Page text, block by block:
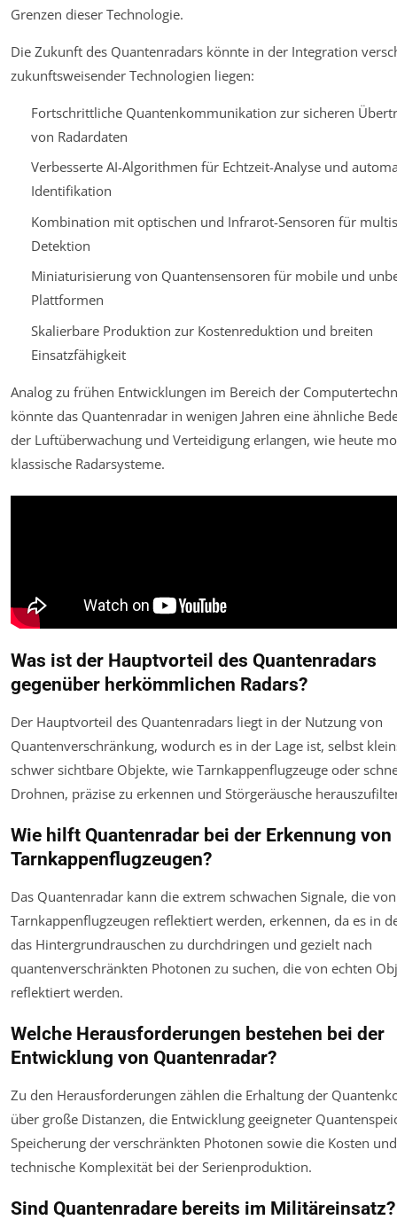
Grenzen dieser Technologie.
Die Zukunft des Quantenradars könnte in der Integration
zukunftsweisender Technologien liegen:
Fortschrittliche Quantenkommunikation zur sicheren
von Radardaten
Verbesserte AI-Algorithmen für Echtzeit-Analyse und
Identifikation
Kombination mit optischen und Infrarot-Sensoren für
Detektion
Miniaturisierung von Quantensensoren für mobile und
Plattformen
Skalierbare Produktion zur Kostenreduktion und breiten
Einsatzfähigkeit
Analog zu frühen Entwicklungen im Bereich der
könnte das Quantenradar in wenigen Jahren eine ähnliche
der Luftüberwachung und Verteidigung erlangen, wie heute
klassische Radarsysteme.
Was ist der Hauptvorteil des Quantenradars
gegenüber herkömmlichen Radars?
Der Hauptvorteil des Quantenradars liegt in der Nutzung von
Quantenverschränkung, wodurch es in der Lage ist, selbst
schwer sichtbare Objekte, wie Tarnkappenflugzeuge oder
Drohnen, präzise zu erkennen und Störgeräusche
Wie hilft Quantenradar bei der Erkennung von
Tarnkappenflugzeugen?
Das Quantenradar kann die extrem schwachen Signale, die von
Tarnkappenflugzeugen reflektiert werden, erkennen, da es in
das Hintergrundrauschen zu durchdringen und gezielt nach
quantenverschränkten Photonen zu suchen, die von echten
reflektiert werden.
Welche Herausforderungen bestehen bei der
Entwicklung von Quantenradar?
Zu den Herausforderungen zählen die Erhaltung der
über große Distanzen, die Entwicklung geeigneter
Speicherung der verschränkten Photonen sowie die Kosten und
technische Komplexität bei der Serienproduktion.
Sind Quantenradare bereits im Militäreinsatz?